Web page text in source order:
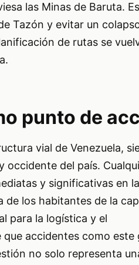
las Minas de Baruta.
Tazón y evitar un
de rutas se
punto de
vial de Venezuela,
occidente del país.
y significativas en la
los habitantes de la
para la logística y el
accidentes como este
no solo representa